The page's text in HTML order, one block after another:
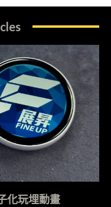
化玩埋動畫